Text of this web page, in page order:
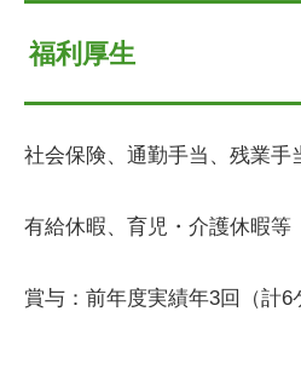
福利厚生
社会保険、通勤手当、残業手
有給休暇、育児・介護休暇等
賞与：前年度実績年3回（計6